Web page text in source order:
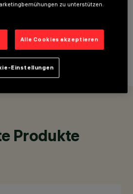
Produkte
zu unterstützen.
Alle Cookies akzeptieren
Einstellungen